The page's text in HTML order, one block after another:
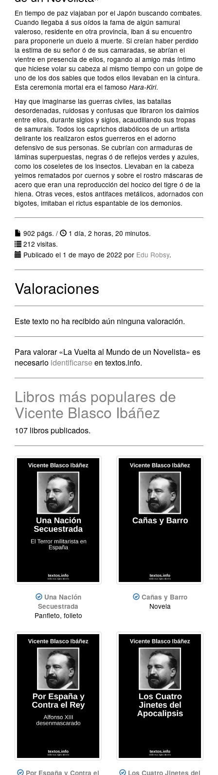
En tiempo de paz viajaban por el Japón buscando combates.
Cuando llegaba á sus oídos la fama de algún samurai
valeroso, residente en otra provincia, iban á su encuentro
para proponerle un duelo á muerte. Si creían haber perdido
la estima de su señor ó de sus camaradas, se abrían el
vientre en presencia de ellos, rogando al amigo más íntimo
que hiciese volar su cabeza al mismo tiempo con un golpe de
uno de los dos sables que todos ellos llevaban en la cintura.
Esta ceremonia mortal era el famoso Hara-Kiri.
Hay que imaginarse las guerras civiles, las batallas
desordenadas, ruidosas y confusas que libraron los daimios
entre ellos, durante siglos y siglos, acaudillando sus tropas
de samurais. Todos los caprichos diabólicos de un artista
delirante los realizaron estos guerreros en el adorno
defensivo de sus personas. Se cubrían con armaduras de
láminas superpuestas, negras ó de reflejos verdes y azules,
como los coseletes de los insectos. Llevaban en la cabeza
yelmos rematados por cuernos y sobre el rostro máscaras de
acero que eran una reproducción del hocico del tigre ó de la
hiena. Otras veces, estos antifaces metálicos, adornados con
bigotes, imitaban el rictus espantable de los demonios.
902 págs. /
1 día, 2 horas, 20 minutos.
212 visitas.
Publicado el 1 de mayo de 2022 por Edu Robsy.
Valoraciones
Este texto no ha recibido aún ninguna valoración.
Para valorar «La Vuelta al Mundo de un Novelista» es
necesario identificarse en textos.info.
Libros más populares de
Vicente Blasco Ibáñez
107 libros publicados.
Una Nación
Secuestrada
Panfleto, folleto
Cañas y Barro
Novela
Por España y Contra el Los Cuatro Jinetes del